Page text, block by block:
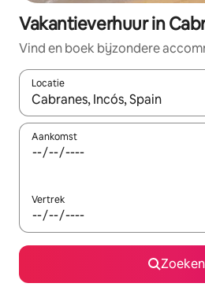
Vakantieverhuur in
Vind en boek bijzondere
Locatie
Wanneer er suggesties
Aankomst
Vertrek
Zoeken